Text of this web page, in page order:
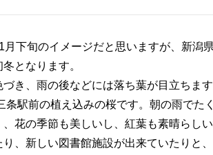
月下旬のイメージだと思いますが、新潟
となります。
き、雨の後などには落ち葉が目立ちます
条駅前の植え込みの桜です。朝の雨でた
、花の季節も美しいし、紅葉も素晴らし
、新しい図書館施設が出来ていたりと